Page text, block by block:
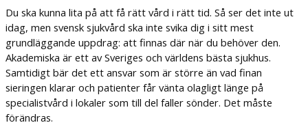
Du ska kunna lita på att få rätt vård i rätt tid. Så ser det inte ut
idag, men svensk sjukvård ska inte svika dig i sitt mest
grundläggande uppdrag: att finnas där när du behöver den.
Akademiska är ett av Sveriges och världens bästa sjukhus.
Samtidigt bär det ett ansvar som är större än vad finan
sieringen klarar och patienter får vänta olagligt länge på
specialistvård i lokaler som till del faller sönder. Det måste
förändras.